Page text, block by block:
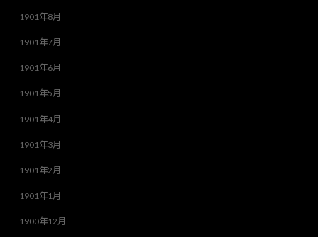
1901年8月
1901年7月
1901年6月
1901年5月
1901年4月
1901年3月
1901年2月
1901年1月
1900年12月